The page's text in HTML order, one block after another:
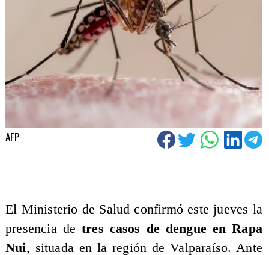
AFP
​El Ministerio de Salud confirmó este jueves la
presencia de tres casos de dengue en Rapa
Nui, situada en la región de Valparaíso. Ante